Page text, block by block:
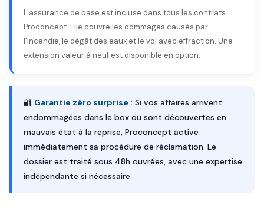
L'assurance de base est incluse dans tous les contrats
Proconcept. Elle couvre les dommages causés par
l'incendie, le dégât des eaux et le vol avec effraction. Une
extension valeur à neuf est disponible en option.
🔐 Garantie zéro surprise : Si vos affaires arrivent
endommagées dans le box ou sont découvertes en
mauvais état à la reprise, Proconcept active
immédiatement sa procédure de réclamation. Le
dossier est traité sous 48h ouvrées, avec une expertise
indépendante si nécessaire.